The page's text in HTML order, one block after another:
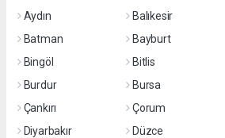
Aydın
Balıkesir
Batman
Bayburt
Bingöl
Bitlis
Burdur
Bursa
Çankırı
Çorum
Diyarbakır
Düzce